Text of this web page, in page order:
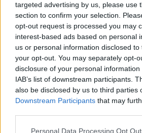
targeted advertising by us, please use
section to confirm your selection.
opt-out request is processed you may
interest-based ads based on personal
us or personal information disclosed
your opt-out. You may separately opt-
disclosure of your personal
IAB’s list of downstream participants.
also be disclosed by us to third parties
Downstream Participants that may
Please note that this website/app uses
Personal Data Processing Opt
3Η φωτιά στη Δυτική
κορυφή του Κιθαιρώνα –
timelapse βίντεο
4Νέο κύμα ζέστης από το
με 40άρια - Πολύ υψηλός
πυρκαγιάς σε Αττική,
Χίο σήμερα
5Μύκονος: Βίντεο με τους
εντοπίζουν την τσάντα
Rolex όπου άρπαξε
Ουκρανό τουρίστα